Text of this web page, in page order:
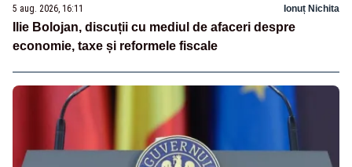
5 aug. 2026, 16:11 Ionuț Nichita
Ilie Bolojan, discuții cu mediul de afaceri despre
economie, taxe și reformele fiscale